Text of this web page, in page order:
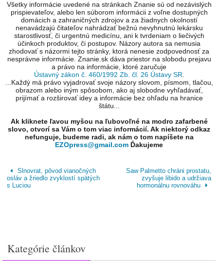
Všetky informácie uvedené na stránkach Znanie sú od nezávislých
prispievateľov, alebo len súborom informácii z voľne dostupných
domácich a zahraničných zdrojov a za žiadnych okolností
nenavádzajú čitateľov nahrádzať bežnú nevyhnutnú lekársku
starostlivosť, či urgentnú medicínu, ani k tvrdeniam o liečivých
účinkoch produktov, či postupov. Názory autora sa nemusia
zhodovať s názormi tejto stránky, ktorá nenesie zodpovednosť za
nesprávne informácie. Znanie.sk dáva priestor na slobodu prejavu
a právo na informácie, ktoré zaručuje
Ústavný zákon č. 460/1992 Zb. čl. 26 Ústavy SR
...Každý má právo vyjadrovať svoje názory slovom, písmom, tlačou,
obrazom alebo iným spôsobom, ako aj slobodne vyhľadávať,
prijímať a rozširovať idey a informácie bez ohľadu na hranice
štátu...
Ak kliknete ľavou myšou na ľubovoľné na modro zafarbené
slovo, otvorí sa Vám o tom viac informácií. Ak niektorý odkaz
nefunguje, budeme radi, ak nám o tom napíšete na
EZOpress@gmail.com Ďakujeme
Slnovrat, pôvod vianočných
osláv a žriedlo zvyklostí spätých
s Luciou
Saw Palmetto chráni prostatu,
zvyšuje libido a udržiava
hormonálnu rovnováhu
Kategórie článkov